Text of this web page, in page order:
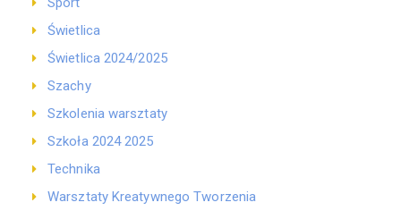
Świetlica
Świetlica 2024/2025
Szachy
Szkolenia warsztaty
Szkoła 2024 2025
Technika
Warsztaty Kreatywnego Tworzenia